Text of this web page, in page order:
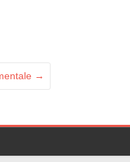
→